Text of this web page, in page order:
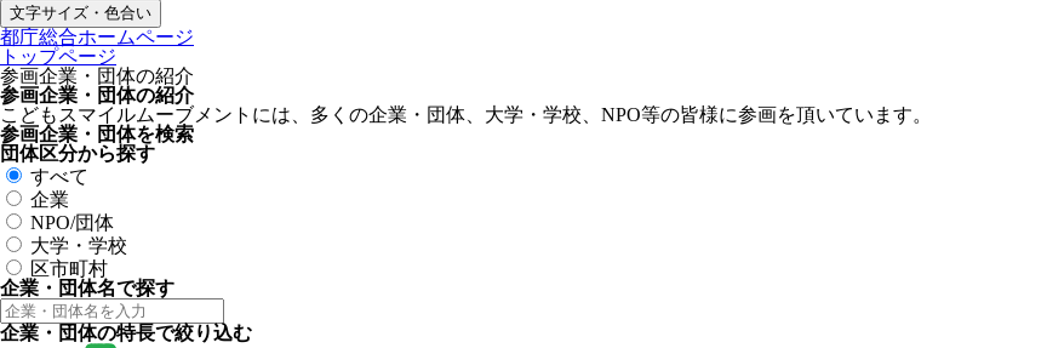
文字サイズ・色合い
都庁総合ホームページ
トップページ
参画企業・団体の紹介
参画企業・団体の紹介
こどもスマイルムーブメントには、多くの企業・団体、大学・学校、NPO等の皆様に参画を頂いています。
参画企業・団体を検索
団体区分から探す
すべて
企業
NPO/団体
大学・学校
区市町村
企業・団体名で探す
企業・団体の特長で絞り込む